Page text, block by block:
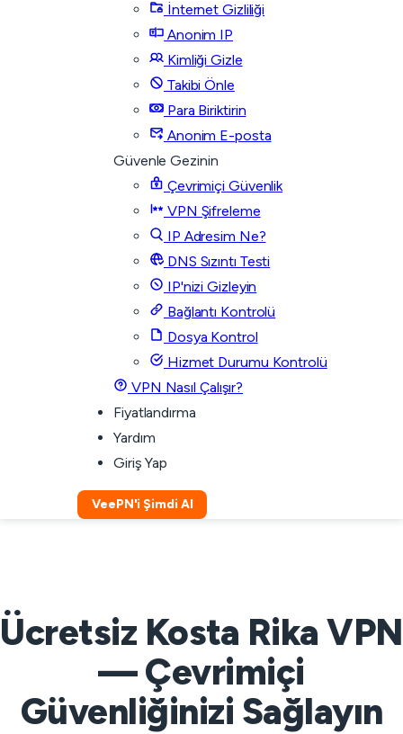
İnternet Gizliliği
Anonim IP
Kimliği Gizle
Takibi Önle
Para Biriktirin
Anonim E-posta
Güvenle Gezinin
Çevrimiçi Güvenlik
VPN Şifreleme
IP Adresim Ne?
DNS Sızıntı Testi
IP'nizi Gizleyin
Bağlantı Kontrolü
Dosya Kontrol
Hizmet Durumu Kontrolü
VPN Nasıl Çalışır?
Fiyatlandırma
Yardım
Giriş Yap
VeePN'i Şimdi Al
Ücretsiz Kosta Rika VPN
— Çevrimiçi
Güvenliğinizi Sağlayın